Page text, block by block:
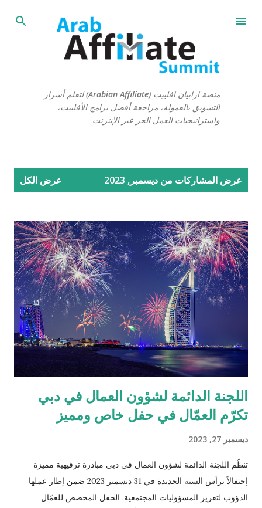
التخطي إلى المحتوى الرئيسي
منصة ارابيان افلييت (Arabian Affiliate) لتعلم أسرار
التسويق بالعمولة، مراجعة أفضل برامج الأفلييت،
واستراتيجيات العمل الحر عبر الإنترنت
عرض المشاركات من ديسمبر, 2023 عرض الكل
اللجنة الدائمة لشؤون العمال في دبي
تكرّم العمّال في حفل خاص ومميز
ديسمبر 27, 2023
تنظّم اللجنة الدائمة لشؤون العمال في دبي مبادرة ترفيهية مميزة
إحتفالاً برأس السنة الجديدة في 31 ديسمبر 2023 ضمن إطار عملها
الدؤوب لتعزيز المسؤوليات المجتمعية. الحفل المخصص للعمّال